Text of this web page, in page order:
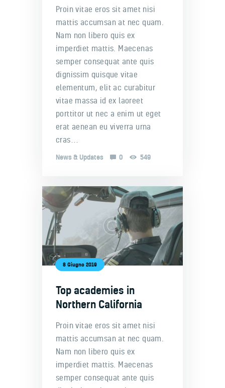
Proin vitae eros sit amet nisi
mattis accumsan at nec quam.
Nam non libero quis ex
imperdiet mattis. Maecenas
semper consequat ante quis
dignissim quisque vitae
elementum, elit ac curabitur
vitae massa id ex laoreet
porttitor ut nec a enim ut eget
erat aenean eu viverra urna
cras…
News & Updates 0 549
8 Giugno 2019
Top academies in
Northern California
Proin vitae eros sit amet nisi
mattis accumsan at nec quam.
Nam non libero quis ex
imperdiet mattis. Maecenas
semper consequat ante quis